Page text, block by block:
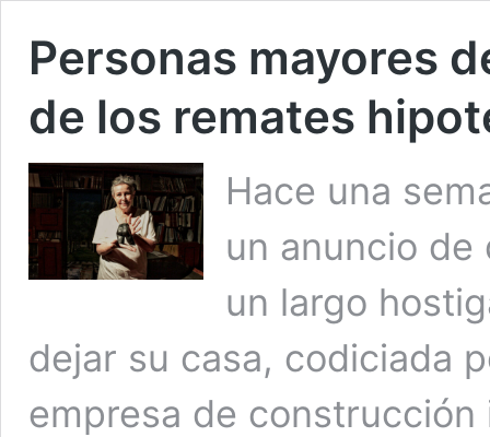
Personas mayores
de los remates
Hace una
un anuncio de
un largo
dejar su casa, codiciada
empresa de